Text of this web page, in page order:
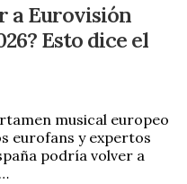
a Eurovisión
Esto dice el
musical europeo
eurofans y expertos
podría volver a